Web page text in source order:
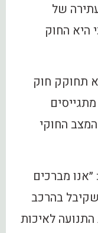
של
היא החוק
תחוקק חוק
החוקי
מברכים
בהרכב
התנועה לאיכות